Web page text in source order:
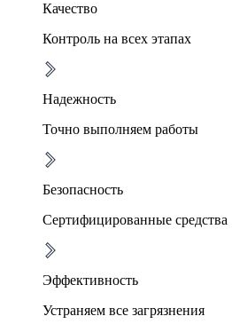
Качество
Контроль на всех этапах
Надежность
Точно выполняем работы
Безопасность
Сертифицированные средства
Эффективность
Устраняем все загрязнения